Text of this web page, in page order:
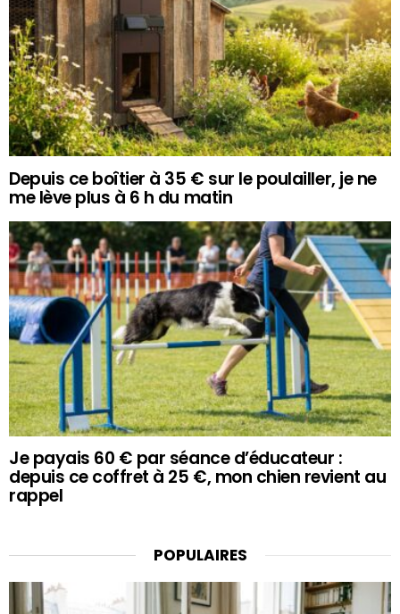
Depuis ce boîtier à 35 € sur le poulailler, je ne
me lève plus à 6 h du matin
Je payais 60 € par séance d’éducateur :
depuis ce coffret à 25 €, mon chien revient au
rappel
POPULAIRES